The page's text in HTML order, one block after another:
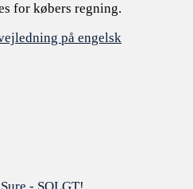
for købers regning.
på engelsk